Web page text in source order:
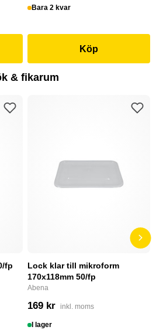
Bara 2 kvar
Köp
& fikarum
fp
Lock klar till mikroform
170x118mm 50/fp
Abena
169 kr inkl. moms
I lager